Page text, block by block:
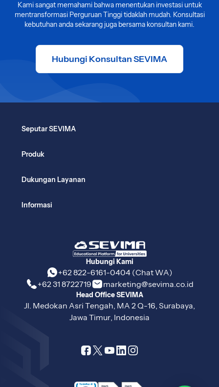
Kami sangat memahami bahwa menentukan investasi untuk
mentransformasi Perguruan Tinggi tidaklah mudah. Konsultasi
kebutuhan anda sekarang juga bersama konsultan kami.
Hubungi Konsultan SEVIMA
Hubungi Kami
+62 822-6161-0404 (Chat WA)
+62 31 8722719
marketing@sevima.co.id
Head Office SEVIMA
Jl. Medokan Asri Tengah, MA 2 Q-16, Surabaya,
Jawa Timur, Indonesia
Seputar SEVIMA
Produk
Dukungan Layanan
Informasi